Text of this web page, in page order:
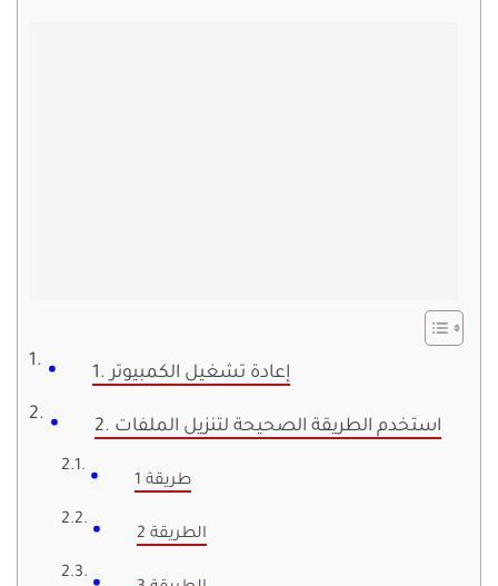
1. إعادة تشغيل الكمبيوتر
2. استخدم الطريقة الصحيحة لتنزيل الملفات
طريقة 1
الطريقة 2